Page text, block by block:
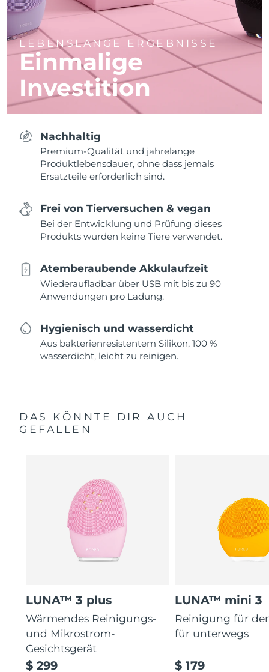
LEBENSLANGE ERGEBNISSE
Einmalige
Investition
Nachhaltig
Premium-Qualität und jahrelange
Produktlebensdauer, ohne dass jemals
Ersatzteile erforderlich sind.
Frei von Tierversuchen & vegan
Bei der Entwicklung und Prüfung dieses
Produkts wurden keine Tiere verwendet.
Atemberaubende Akkulaufzeit
Wiederaufladbar über USB mit bis zu 90
Anwendungen pro Ladung.
Hygienisch und wasserdicht
Aus bakterienresistentem Silikon, 100 %
wasserdicht, leicht zu reinigen.
DAS KÖNNTE DIR AUCH
GEFALLEN
LUNA™ 3 plus
Wärmendes Reinigungs-
und Mikrostrom-
Gesichtsgerät
$ 299
LUNA™ mini 3
Reinigung für
für unterwegs
$ 179